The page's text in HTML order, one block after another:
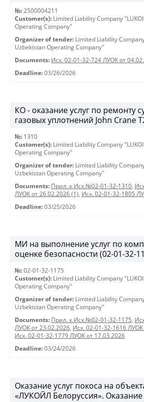
№: 2500004211
Customer(s): Limited Liability Company
Operating Company"
Organizer of tender: Limited Liability
Uzbekistan Operating Company"
Documents: Исх. 02-01-32-724 ЛУОК от
Deadline: 03/26/2026
КО - оказание услуг по ремонту
газовых уплотнений John Crane
№: 1310
Customer(s): Limited Liability Company
Operating Company"
Organizer of tender: Limited Liability
Uzbekistan Operating Company"
Documents: Прил. к Исх.№02-01-32-1310,
ЛУОК от 26.02.2026 (1), Исх. 02-01-32-1805
Deadline: 03/25/2026
МИ на выполнение услуг по
оценке безопасности (02-01-32-
№: 02-01-32-1175
Customer(s): Limited Liability Company
Operating Company"
Organizer of tender: Limited Liability
Uzbekistan Operating Company"
Documents: Прил. к Исх.№02-01-32-1175,
ЛУОК от 23.02.2026, Исх. 02-01-32-1616
Исх. 02-01-32-1779 ЛУОК от 17.03.2026
Deadline: 03/24/2026
Оказание услуг покоса на
«ЛУКОЙЛ Белоруссия». Оказание